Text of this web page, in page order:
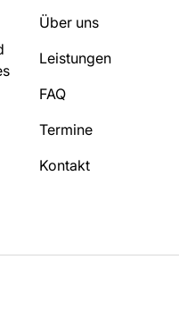
Über uns
Leistungen
FAQ
Termine
Kontakt